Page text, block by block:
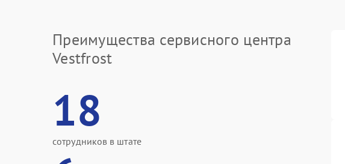
Преимущества сервисного центра
Vestfrost
18
сотрудников в штате